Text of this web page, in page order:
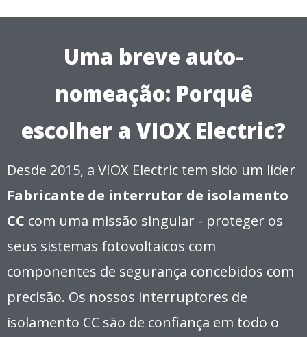
Uma breve auto-
nomeação: Porquê
escolher a VIOX Electric?
Desde 2015, a VIOX Electric tem sido um líder
Fabricante de interrutor de isolamento
CC com uma missão singular - proteger os
seus sistemas fotovoltaicos com
componentes de segurança concebidos com
precisão. Os nossos interruptores de
isolamento CC são de confiança em todo o